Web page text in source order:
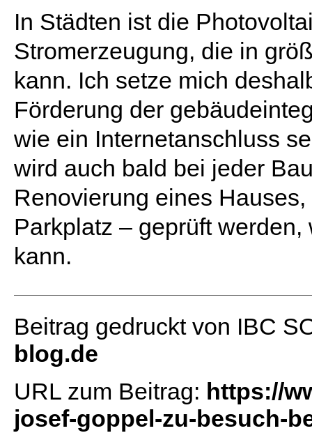
In Städten ist die
Stromerzeugung, die in
kann. Ich setze mich
Förderung der
wie ein Internetanschluss
wird auch bald bei jeder
Renovierung eines
Parkplatz – geprüft
kann.
Beitrag gedruckt von IBC
blog.de
URL zum Beitrag: https://
josef-goppel-zu-besuch-